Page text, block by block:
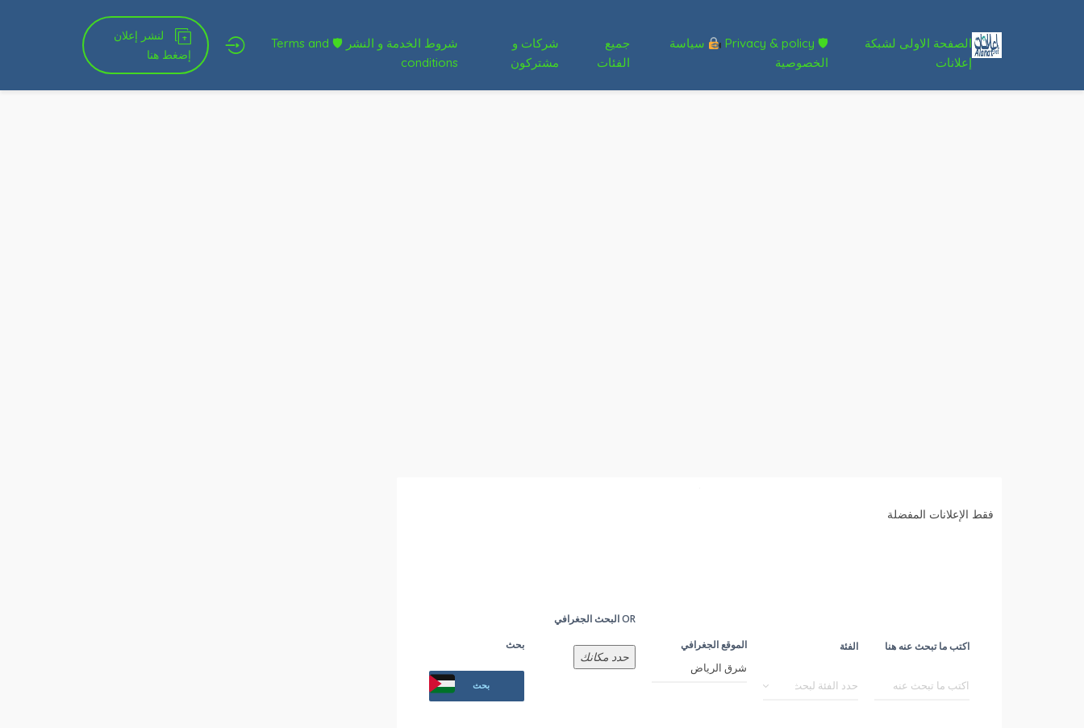
الصفحة الاولى لشبكة
إعلانات
🛡 Privacy & policy
سياسة
الخصوصية
جميع
الفئات
شركات و
مشتركون
شروط الخدمة و النشر 🛡 Terms and
conditions
لنشر إعلان
إضغط هنا
فقط الإعلانات المفضلة
اكتب ما تبحث عنه هنا الفئة الموقع الجغرافي
OR البحث الجغرافي
حدد مكانك
بحث
بحث